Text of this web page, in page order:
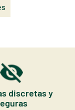
discretas y